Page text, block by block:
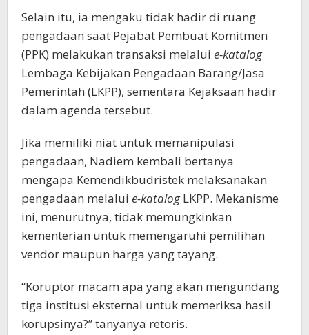
Selain itu, ia mengaku tidak hadir di ruang
pengadaan saat Pejabat Pembuat Komitmen
(PPK) melakukan transaksi melalui e-katalog
Lembaga Kebijakan Pengadaan Barang/Jasa
Pemerintah (LKPP), sementara Kejaksaan hadir
dalam agenda tersebut.
Jika memiliki niat untuk memanipulasi
pengadaan, Nadiem kembali bertanya
mengapa Kemendikbudristek melaksanakan
pengadaan melalui e-katalogLKPP. Mekanisme
ini, menurutnya, tidak memungkinkan
kementerian untuk memengaruhi pemilihan
vendor maupun harga yang tayang.
“Koruptor macam apa yang akan mengundang
tiga institusi eksternal untuk memeriksa hasil
korupsinya?” tanyanya retoris.